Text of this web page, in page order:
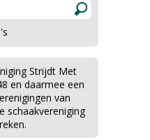
Strijdt Met
en daarmee een
van
schaakvereniging